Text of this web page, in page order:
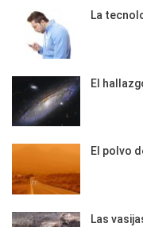
La
El
El polvo
Las